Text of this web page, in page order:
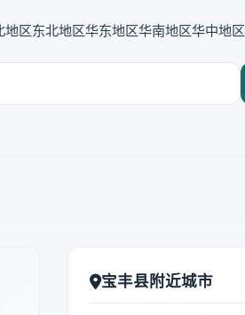
地区东北地区华东地区华南地区华中地区
宝丰县附近城市